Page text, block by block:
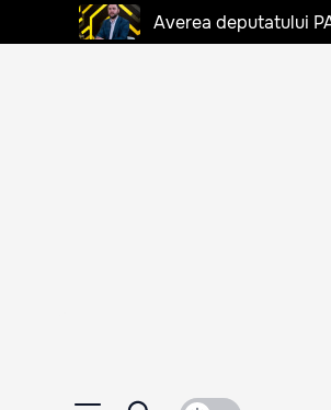
Averea deputatului